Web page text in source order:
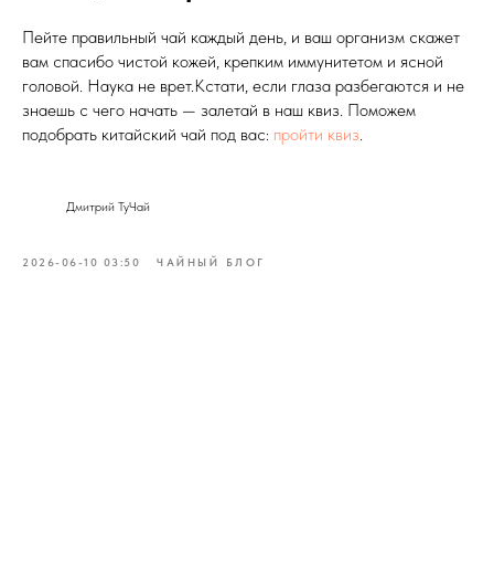
Пейте правильный чай каждый день, и ваш организм скажет
вам спасибо чистой кожей, крепким иммунитетом и ясной
головой. Наука не врет.Кстати, если глаза разбегаются и не
знаешь с чего начать — залетай в наш квиз. Поможем
подобрать китайский чай под вас: пройти квиз.
Дмитрий ТуЧай
2026-06-10 03:50 ЧАЙНЫЙ БЛОГ